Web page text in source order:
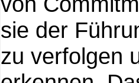
sie der
zu verfolgen